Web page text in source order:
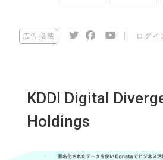
広告掲載 ログイ
KDDI Digital
Holdings